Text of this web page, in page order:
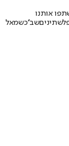
אותנו
שב''כשמאל